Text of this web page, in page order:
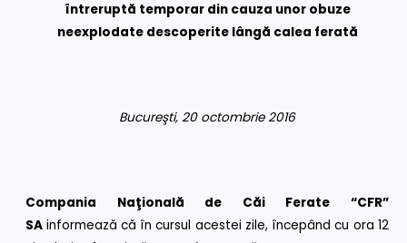
întreruptă temporar din cauza unor obuze
neexplodate descoperite lângă calea ferată
Bucureşti, 20 octombrie 2016
Compania Naţională de Căi Ferate “CFR”
SA informează că în cursul acestei zile, începând cu ora 12